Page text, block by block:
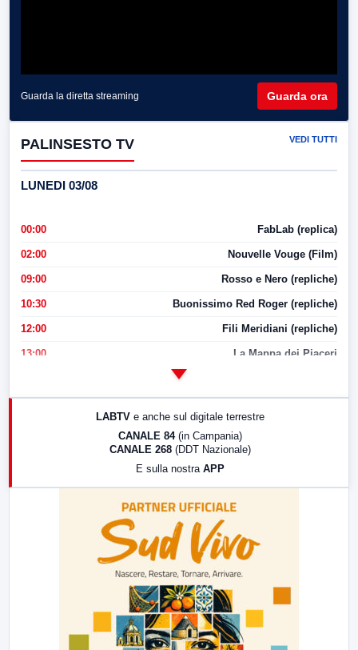
Guarda la diretta streaming Guarda ora
PALINSESTO TV VEDI TUTTI
LUNEDI 03/08
00:00 FabLab (replica)
02:00 Nouvelle Vouge (Film)
09:00 Rosso e Nero (repliche)
10:30 Buonissimo Red Roger (repliche)
12:00 Fili Meridiani (repliche)
13:00 La Mappa dei Piaceri
LABTV e anche sul digitale terrestre
CANALE 84 (in Campania)
CANALE 268 (DDT Nazionale)
E sulla nostra APP